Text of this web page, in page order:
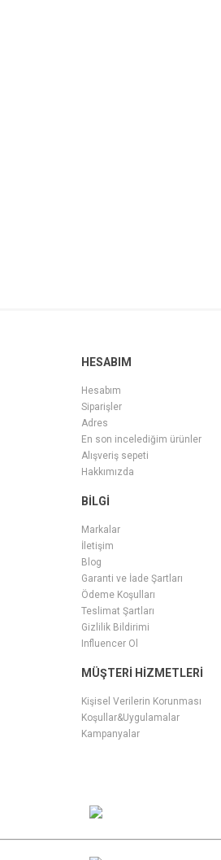
HESABIM
Hesabım
Siparişler
Adres
En son incelediğim ürünler
Alışveriş sepeti
Hakkımızda
BILGI
Markalar
İletişim
Blog
Garanti ve İade Şartları
Ödeme Koşulları
Teslimat Şartları
Gizlilik Bildirimi
Influencer Ol
MÜŞTERI HIZMETLERI
Kişisel Verilerin Korunması
Koşullar&Uygulamalar
Kampanyalar